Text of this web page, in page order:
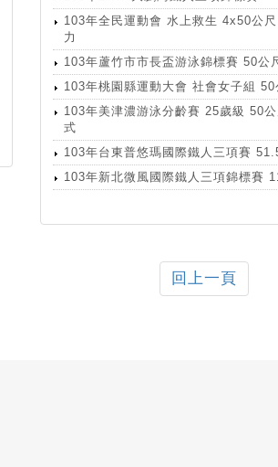
103年全民運動會 水上救生 4x50公
力
103年蘆竹市市長盃游泳錦標賽 50公
103年桃園縣運動大會 社會女子組 50
103年美津濃游泳分齡賽 25歲級 50
式
103年台東普悠瑪國際鐵人三項賽
103年新北微風國際鐵人三項錦標賽
回上一頁